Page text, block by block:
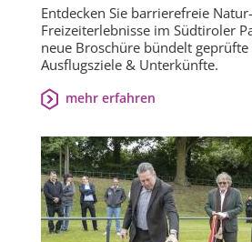
Entdecken Sie barrierefreie
Freizeiterlebnisse im Südtiroler
neue Broschüre bündelt geprüfte
Ausflugsziele & Unterkünfte.
mehr erfahren